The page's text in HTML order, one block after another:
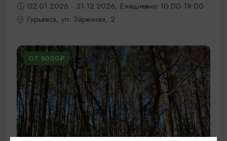
02.01.2026 - 31.12.2026, Ежедневно 10:00-19:00
Гурьевск, ул. Заречная, 2
ОТ 9000₽